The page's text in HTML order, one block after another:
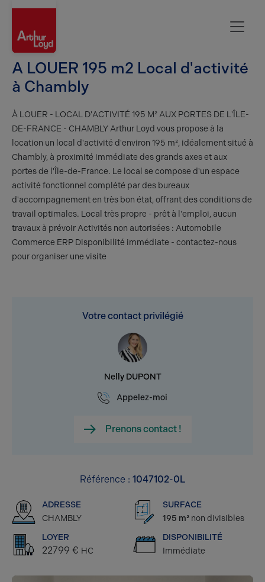
A LOUER 195 m2 Local d'activité
à Chambly
À LOUER - LOCAL D'ACTIVITÉ 195 M² AUX PORTES DE L'ÎLE-
DE-FRANCE - CHAMBLY Arthur Loyd vous propose à la
location un local d'activité d'environ 195 m², idéalement situé à
Chambly, à proximité immédiate des grands axes et aux
portes de l'Île-de-France. Le local se compose d'un espace
activité fonctionnel complété par des bureaux
d'accompagnement en très bon état, offrant des conditions de
travail optimales. Local très propre - prêt à l'emploi, aucun
travaux à prévoir Activités non autorisées : Automobile
Commerce ERP Disponibilité immédiate - contactez-nous
pour organiser une visite
Votre contact privilégié
Nelly DUPONT
Appelez-moi
Prenons contact !
Référence : 1047102-0L
ADRESSE
CHAMBLY
SURFACE
195 m² non divisibles
LOYER
22799 € HC
DISPONIBILITÉ
Immédiate